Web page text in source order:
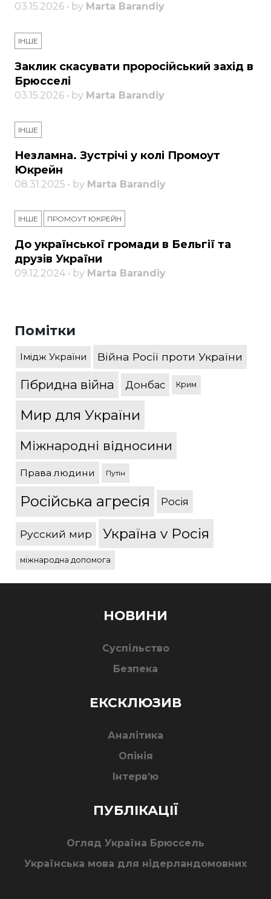
03.15.2026 • by Marta Barandiy
ІНШЕ
Заклик скасувати проросійський захід в
Брюсселі
03.15.2026 • by Marta Barandiy
ІНШЕ
Незламна. Зустрічі у колі Промоут
Юкрейн
08.31.2025 • by Marta Barandiy
ІНШЕ ПРОМОУТ ЮКРЕЙН
До української громади в Бельгії та
друзів України
09.12.2024 • by Marta Barandiy
Помітки
Імідж України Війна Росії проти України
Гібридна війна Донбас Крим
Мир для України
Міжнародні відносини
Права людини Путін
Російська агресія Росія
Русский мир Україна v Росія
міжнародна допомога
НОВИНИ
Суспільство
Безпека
ЕКСКЛЮЗИВ
Аналітика
Опінія
Інтерв’ю
ПУБЛІКАЦІЇ
Огляд Україна Брюссель
Українська мова для нідерландомовних